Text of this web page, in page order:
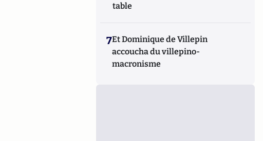
table
7Et Dominique de Villepin
accoucha du villepino-
macronisme